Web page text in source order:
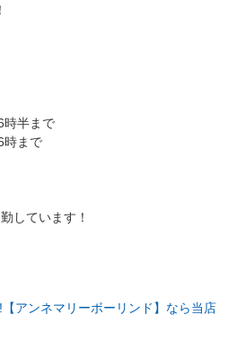
半まで
まで
しています！
アンネマリーボーリンド】なら当店